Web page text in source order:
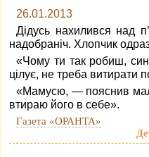
26.01.2013
Дідусь нахилився над
надобраніч. Хлопчик
«Чому ти так робиш,
цілує, не треба витирати
«Мамусю, — пояснив
втираю його в себе».
Газета «ОРАНТА»